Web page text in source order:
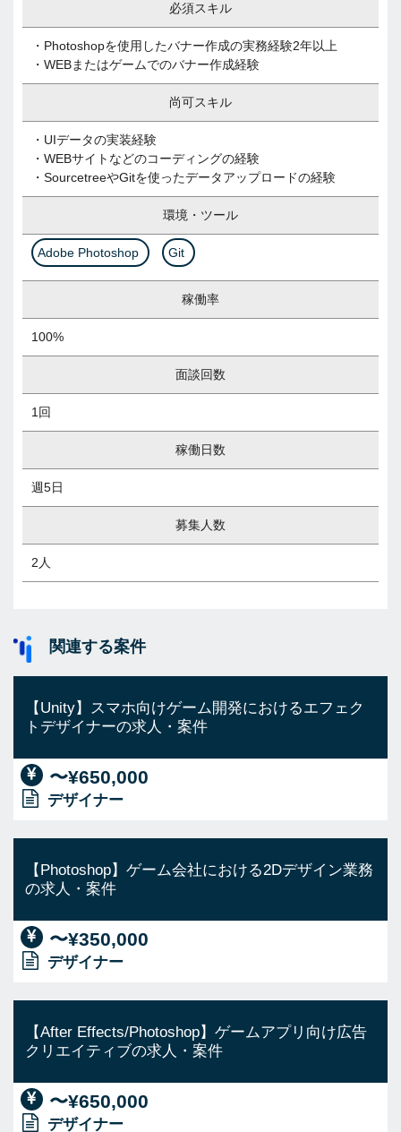
必須スキル
・Photoshopを使用したバナー作成の実務経験2年以上
・WEBまたはゲームでのバナー作成経験
尚可スキル
・UIデータの実装経験
・WEBサイトなどのコーディングの経験
・SourcetreeやGitを使ったデータアップロードの経験
環境・ツール
Adobe Photoshop Git
稼働率
100%
面談回数
1回
稼働日数
週5日
募集人数
2人
関連する案件
【Unity】スマホ向けゲーム開発におけるエフェク
トデザイナーの求人・案件
〜¥650,000
デザイナー
【Photoshop】ゲーム会社における2Dデザイン業務
の求人・案件
〜¥350,000
デザイナー
【After Effects/Photoshop】ゲームアプリ向け広告
クリエイティブの求人・案件
〜¥650,000
デザイナー